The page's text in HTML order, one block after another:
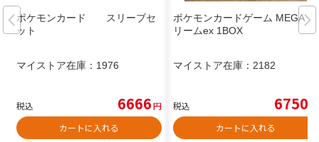
ポケモンカード スリーブセ
ット
マイストア在庫： 1976
税込 6666円
カートに入れる
ポケモンカードゲーム MEGAド
リームex 1BOX
マイストア在庫： 2182
税込 6750
カートに入れる